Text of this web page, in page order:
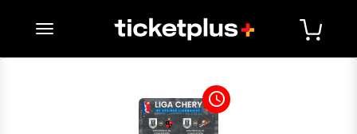
desplegar navegación
access_time